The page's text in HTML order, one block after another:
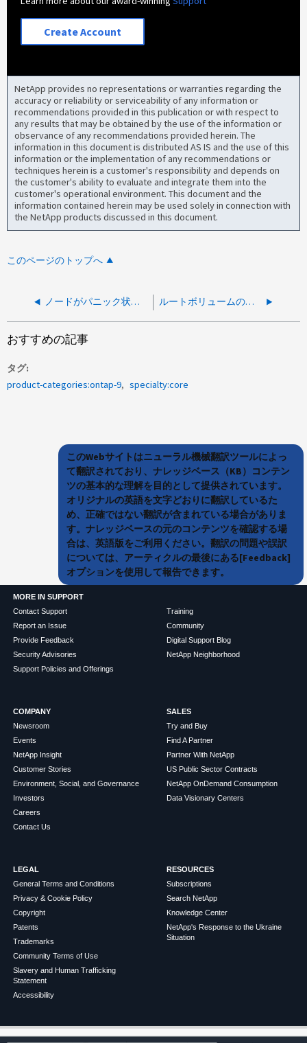
Create Account
NetApp provides no representations or warranties regarding the
accuracy or reliability or serviceability of any information or
recommendations provided in this publication or with respect to
any results that may be obtained by the use of the information or
observance of any recommendations provided herein. The
information in this document is distributed AS IS and the use of this
information or the implementation of any recommendations or
techniques herein is a customer's responsibility and depends on
the customer's ability to evaluate and integrate them into the
customer's operational environment. This document and the
information contained herein may be used solely in connection with
the NetApp products discussed in this document.
このページのトップへ
ノードがパニック状態になる「giveback or ARL hung in replication_engine while doing_precOMMIT in SK process」が発生して停止する ルートボリュームの空き容量が少ないため、ノードは正常ではありません
おすすめの記事
タグ
product-categories:ontap-9
specialty:core
このWebサイトはニューラル機械翻訳ツールによっ
て翻訳されており、ナレッジベース（KB）コンテン
ツの基本的な理解を目的として提供されています。
オリジナルの英語を文字どおりに翻訳しているた
め、正確ではない翻訳が含まれている場合がありま
す。ナレッジベースの元のコンテンツを確認する場
合は、英語版をご利用ください。翻訳の問題や誤訳
については、アーティクルの最後にある[Feedback]
オプションを使用して報告できます。
MORE IN SUPPORT
Contact Support
Report an Issue
Provide Feedback
Security Advisories
Support Policies and Offerings
Training
Community
Digital Support Blog
NetApp Neighborhood
COMPANY
Newsroom
Events
NetApp Insight
Customer Stories
Environment, Social, and Governance
Investors
Careers
Contact Us
SALES
Try and Buy
Find A Partner
Partner With NetApp
US Public Sector Contracts
NetApp OnDemand Consumption
Data Visionary Centers
LEGAL
General Terms and Conditions
Privacy & Cookie Policy
Copyright
Patents
Trademarks
Community Terms of Use
Slavery and Human Trafficking
Statement
Accessibility
RESOURCES
Subscriptions
Search NetApp
Knowledge Center
NetApp's Response to the Ukraine
Situation